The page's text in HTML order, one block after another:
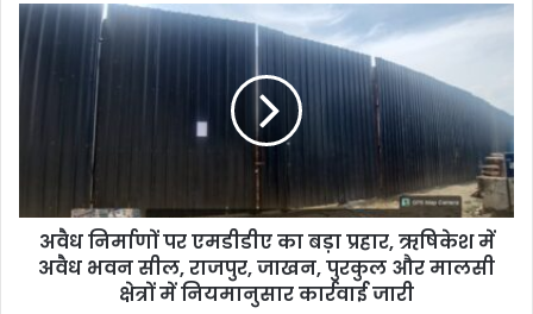
अवैध निर्माणों पर एमडीडीए का बड़ा प्रहार, ऋषिकेश में
अवैध भवन सील, राजपुर, जाखन, पुरकुल और मालसी
क्षेत्रों में नियमानुसार कार्रवाई जारी